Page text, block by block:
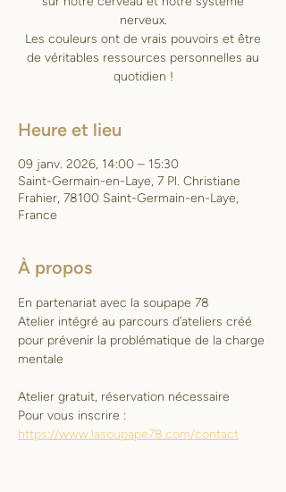
nerveux.
Les couleurs ont de vrais pouvoirs et être
de véritables ressources personnelles au
quotidien !
Heure et lieu
09 janv. 2026, 14:00 – 15:30
Saint-Germain-en-Laye, 7 Pl. Christiane
Frahier, 78100 Saint-Germain-en-Laye,
France
À propos
En partenariat avec la soupape 78
Atelier intégré au parcours d’ateliers créé
pour prévenir la problématique de la charge
mentale
Atelier gratuit, réservation nécessaire
Pour vous inscrire :
https://www.lasoupape78.com/contact